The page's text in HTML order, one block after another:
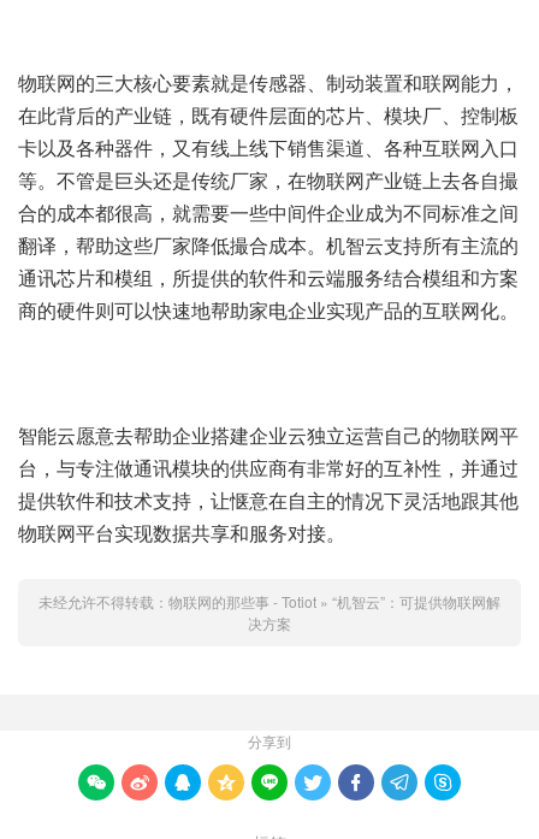
物联网的三大核心要素就是传感器、制动装置和联网能力，
在此背后的产业链，既有硬件层面的芯片、模块厂、控制板
卡以及各种器件，又有线上线下销售渠道、各种互联网入口
等。不管是巨头还是传统厂家，在物联网产业链上去各自撮
合的成本都很高，就需要一些中间件企业成为不同标准之间
翻译，帮助这些厂家降低撮合成本。机智云支持所有主流的
通讯芯片和模组，所提供的软件和云端服务结合模组和方案
商的硬件则可以快速地帮助家电企业实现产品的互联网化。
智能云愿意去帮助企业搭建企业云独立运营自己的物联网平
台，与专注做通讯模块的供应商有非常好的互补性，并通过
提供软件和技术支持，让惬意在自主的情况下灵活地跟其他
物联网平台实现数据共享和服务对接。
未经允许不得转载： 物联网的那些事 - Totiot » “机智云”：可提供物联网解
决方案
分享到
        